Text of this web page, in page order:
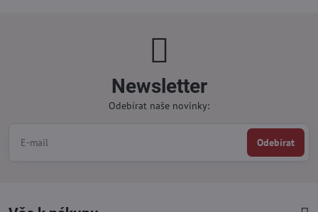
Newsletter
Odebírat naše novinky:
Odebírat